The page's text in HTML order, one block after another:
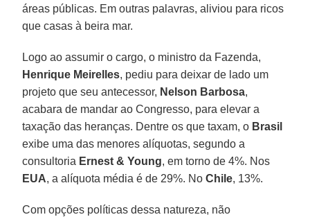
áreas públicas. Em outras palavras, aliviou para ricos
que casas à beira mar.
Logo ao assumir o cargo, o ministro da Fazenda,
Henrique Meirelles, pediu para deixar de lado um
projeto que seu antecessor, Nelson Barbosa,
acabara de mandar ao Congresso, para elevar a
taxação das heranças. Dentre os que taxam, o Brasil
exibe uma das menores alíquotas, segundo a
consultoria Ernest & Young, em torno de 4%. Nos
EUA, a alíquota média é de 29%. NoChile, 13%.
Com opções políticas dessa natureza, não